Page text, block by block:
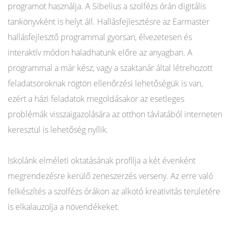
programot használja. A Sibelius a szolfézs órán digitális
tankönyvként is helyt áll. Hallásfejlesztésre az Earmaster
hallásfejlesztő programmal gyorsan, élvezetesen és
interaktív módon haladhatunk előre az anyagban. A
programmal a már kész, vagy a szaktanár által létrehozott
feladatsoroknak rögtön ellenőrzési lehetőségük is van,
ezért a házi feladatok megoldásakor az esetleges
problémák visszaigazolására az otthon távlatából interneten
keresztül is lehetőség nyílik.
Iskolánk elméleti oktatásának profilja a két évenként
megrendezésre kerülő zeneszerzés verseny. Az erre való
felkészítés a szolfézs órákon az alkotó kreativitás területére
is elkalauzolja a növendékeket.